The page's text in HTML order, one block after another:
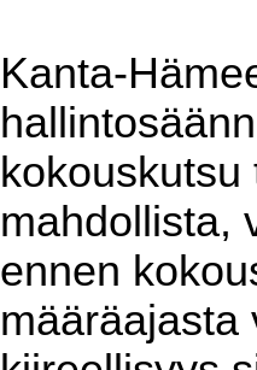
Kanta-
mahdollista,
ennen
määräajasta